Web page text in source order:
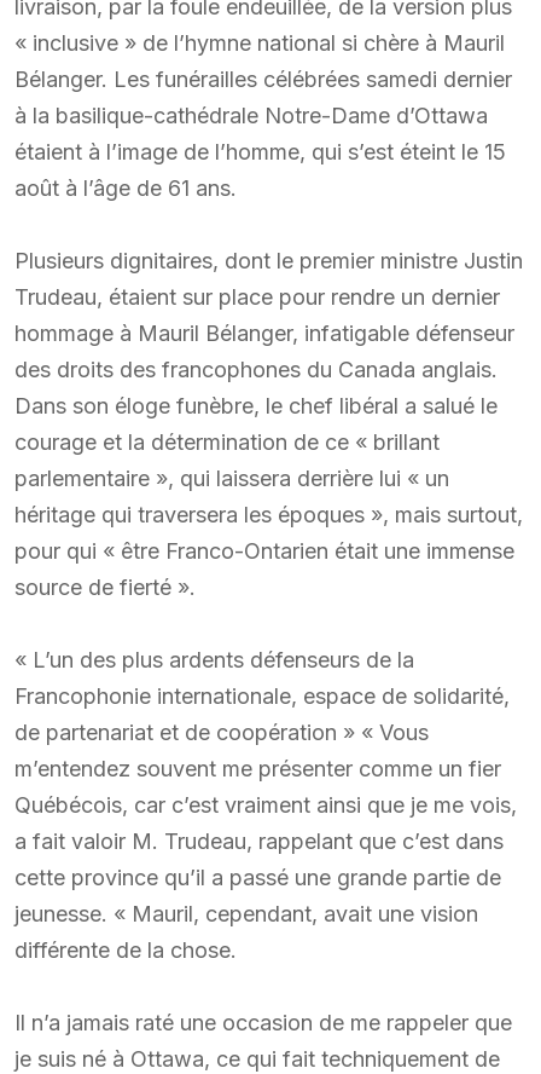
livraison, par la foule endeuillée, de la version plus
« inclusive » de l’hymne national si chère à Mauril
Bélanger. Les funérailles célébrées samedi dernier
à la basilique-cathédrale Notre-Dame d’Ottawa
étaient à l’image de l’homme, qui s’est éteint le 15
août à l’âge de 61 ans.
Plusieurs dignitaires, dont le premier ministre Justin
Trudeau, étaient sur place pour rendre un dernier
hommage à Mauril Bélanger, infatigable défenseur
des droits des francophones du Canada anglais.
Dans son éloge funèbre, le chef libéral a salué le
courage et la détermination de ce « brillant
parlementaire », qui laissera derrière lui « un
héritage qui traversera les époques », mais surtout,
pour qui « être Franco-Ontarien était une immense
source de fierté ».
« L’un des plus ardents défenseurs de la
Francophonie internationale, espace de solidarité,
de partenariat et de coopération » « Vous
m’entendez souvent me présenter comme un fier
Québécois, car c’est vraiment ainsi que je me vois,
a fait valoir M. Trudeau, rappelant que c’est dans
cette province qu’il a passé une grande partie de
jeunesse. « Mauril, cependant, avait une vision
différente de la chose.
Il n’a jamais raté une occasion de me rappeler que
je suis né à Ottawa, ce qui fait techniquement de